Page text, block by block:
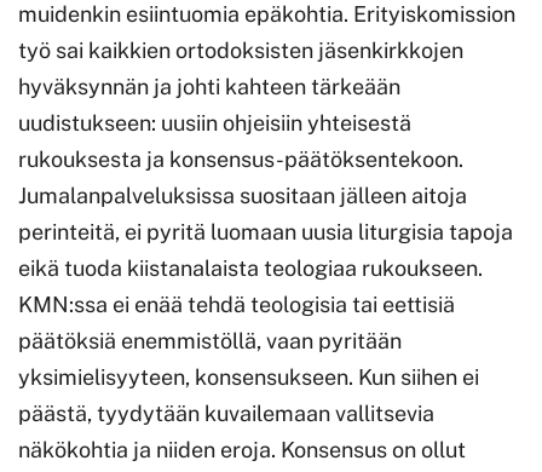
muidenkin esiintuomia epäkohtia. Erityiskomission
työ sai kaikkien ortodoksisten jäsenkirkkojen
hyväksynnän ja johti kahteen tärkeään
uudistukseen: uusiin ohjeisiin yhteisestä
rukouksesta ja konsensus-päätöksentekoon.
Jumalanpalveluksissa suositaan jälleen aitoja
perinteitä, ei pyritä luomaan uusia liturgisia tapoja
eikä tuoda kiistanalaista teologiaa rukoukseen.
KMN:ssa ei enää tehdä teologisia tai eettisiä
päätöksiä enemmistöllä, vaan pyritään
yksimielisyyteen, konsensukseen. Kun siihen ei
päästä, tyydytään kuvailemaan vallitsevia
näkökohtia ja niiden eroja. Konsensus on ollut